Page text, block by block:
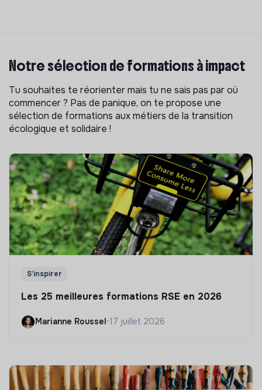
Notre sélection de formations à impact
Tu souhaites te réorienter mais tu ne sais pas par où
commencer ? Pas de panique, on te propose une
sélection de formations aux métiers de la transition
écologique et solidaire !
S'inspirer
Les 25 meilleures formations RSE en 2026
Marianne Roussel•17 juillet 2026